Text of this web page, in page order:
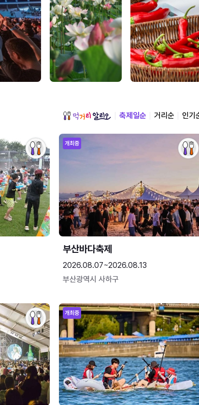
축제일순 거리순 인기
개최중
부산바다축제
2026.08.07~2026.08.13
부산광역시 사하구
개최중